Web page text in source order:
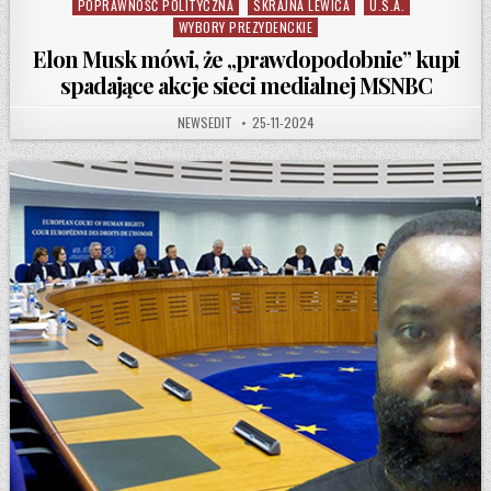
POPRAWNOŚĆ POLITYCZNA
SKRAJNA LEWICA
U.S.A.
WYBORY PREZYDENCKIE
Elon Musk mówi, że „prawdopodobnie” kupi
spadające akcje sieci medialnej MSNBC
AUTHOR:
NEWSEDIT PUBLISHED DATE:
25-11-2024